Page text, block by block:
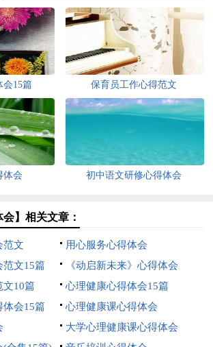
会15篇 保育员工作心得范文
体会 初中语文研修心得体会
会】相关文章：
范文
用心服务心得体会
范文15篇
《动启新未来》心得体会
文10篇
心理健康心得体会15篇
体会15篇
心理健康课心得体会
大学心理健康课心得体会